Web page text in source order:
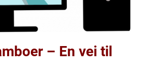
– En vei til